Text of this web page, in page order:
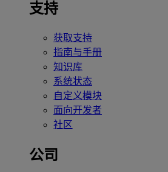
支持
获取支持
指南与手册
知识库
系统状态
自定义模块
面向开发者
社区
公司